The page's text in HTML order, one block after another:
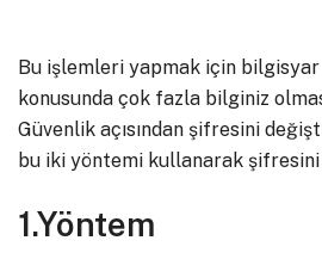
Bu işlemleri yapmak için
konusunda çok fazla bilginiz
Güvenlik açısından şifresini
bu iki yöntemi kullanarak
1.Yöntem